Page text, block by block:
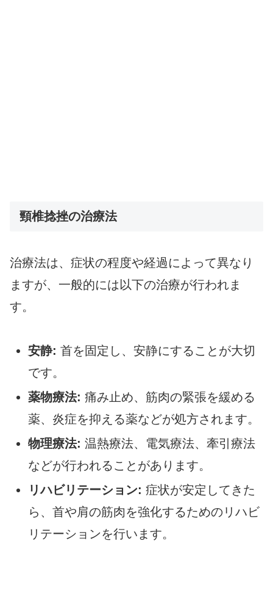
頸椎捻挫の治療法
治療法は、症状の程度や経過によって異なり
ますが、一般的には以下の治療が行われま
す。
安静: 首を固定し、安静にすることが大切
です。
薬物療法: 痛み止め、筋肉の緊張を緩める
薬、炎症を抑える薬などが処方されます。
物理療法: 温熱療法、電気療法、牽引療法
などが行われることがあります。
リハビリテーション: 症状が安定してきた
ら、首や肩の筋肉を強化するためのリハビ
リテーションを行います。